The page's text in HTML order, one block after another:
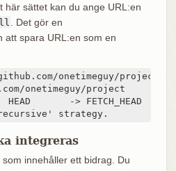
här sättet kan du ange URL:en
. Det gör en
att spara URL:en som en
onetimeguy/project
onetimeguy/project
-> FETCH_HEAD
strategy.
integreras
innehåller ett bidrag. Du